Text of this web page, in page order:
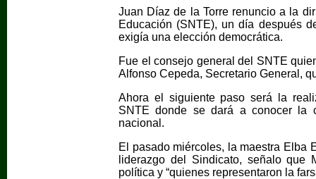
Juan Díaz de la Torre renuncio a la
Educación (SNTE), un día después
exigía una elección democrática.
Fue el consejo general del SNTE
Alfonso Cepeda, Secretario General,
Ahora el siguiente paso será la
SNTE donde se dará a conocer la
nacional.
El pasado miércoles, la maestra Elba
liderazgo del Sindicato, señalo
política y “quienes representaron la